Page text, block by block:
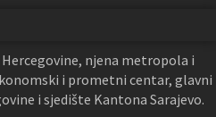
njena metropola i
i prometni centar, glavni
i sjedište Kantona Sarajevo.